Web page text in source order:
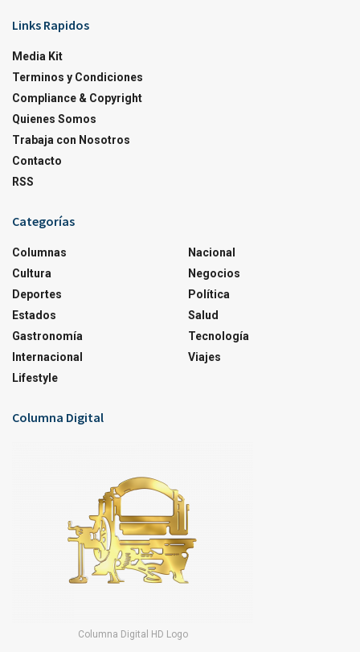
Links Rapidos
Media Kit
Terminos y Condiciones
Compliance & Copyright
Quienes Somos
Trabaja con Nosotros
Contacto
RSS
Categorías
Columnas
Cultura
Deportes
Estados
Gastronomía
Internacional
Lifestyle
Nacional
Negocios
Política
Salud
Tecnología
Viajes
Columna Digital
Columna Digital HD Logo